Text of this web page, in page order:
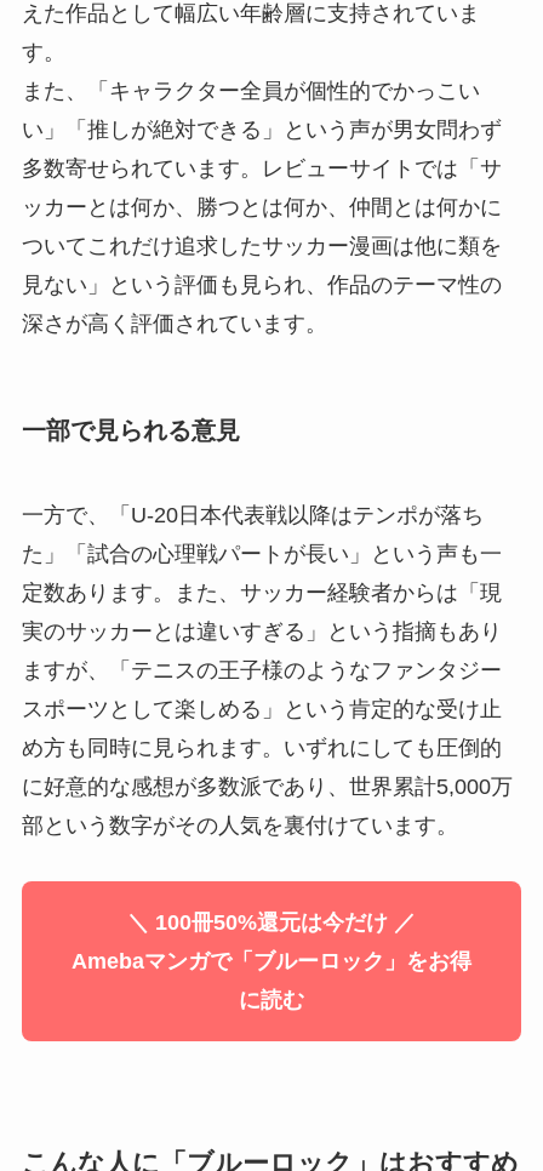
えた作品として幅広い年齢層に支持されていま
す。
また、「キャラクター全員が個性的でかっこい
い」「推しが絶対できる」という声が男女問わず
多数寄せられています。レビューサイトでは「サ
ッカーとは何か、勝つとは何か、仲間とは何かに
ついてこれだけ追求したサッカー漫画は他に類を
見ない」という評価も見られ、作品のテーマ性の
深さが高く評価されています。
一部で見られる意見
一方で、「U-20日本代表戦以降はテンポが落ち
た」「試合の心理戦パートが長い」という声も一
定数あります。また、サッカー経験者からは「現
実のサッカーとは違いすぎる」という指摘もあり
ますが、「テニスの王子様のようなファンタジー
スポーツとして楽しめる」という肯定的な受け止
め方も同時に見られます。いずれにしても圧倒的
に好意的な感想が多数派であり、世界累計5,000万
部という数字がその人気を裏付けています。
＼ 100冊50%還元は今だけ ／
Amebaマンガで「ブルーロック」をお得
に読む
こんな人に「ブルーロック」はおすすめ